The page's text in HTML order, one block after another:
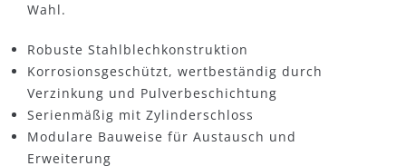
Wahl.
Robuste Stahlblechkonstruktion
Korrosionsgeschützt, wertbeständig durch
Verzinkung und Pulverbeschichtung
Serienmäßig mit Zylinderschloss
Modulare Bauweise für Austausch und
Erweiterung